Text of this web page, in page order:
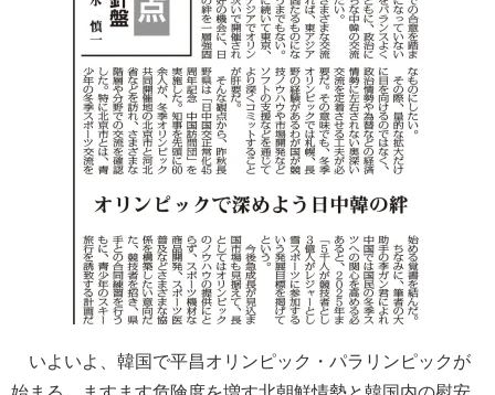
いよいよ、韓国で平昌オリンピック・パラリンピックが